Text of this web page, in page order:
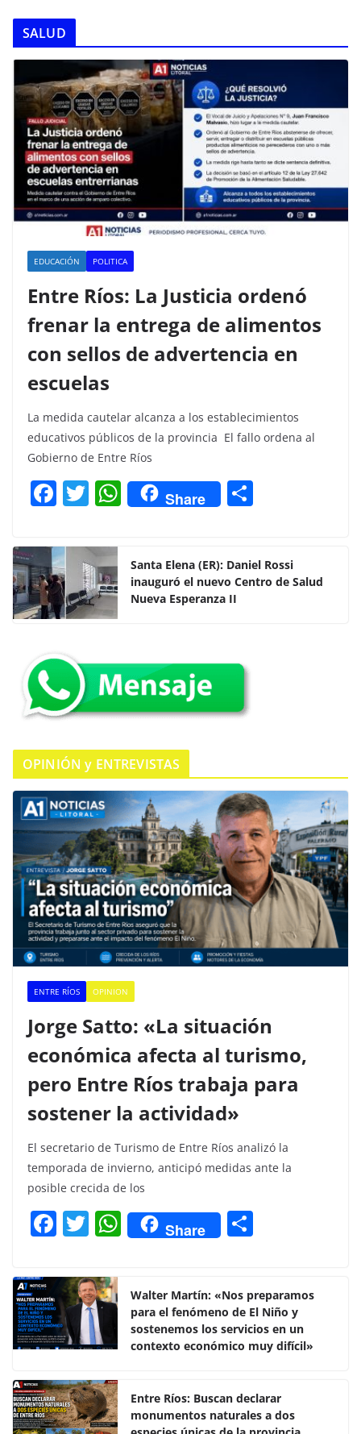
SALUD
EDUCACIÓN POLITICA
Entre Ríos: La Justicia ordenó
frenar la entrega de alimentos
con sellos de advertencia en
escuelas
La medida cautelar alcanza a los establecimientos
educativos públicos de la provincia El fallo ordena al
Gobierno de Entre Ríos
F
c
e
b
o
o
k
T
itt
er
W
h
s
A
Share
p
ar
Santa Elena (ER): Daniel Rossi
inauguró el nuevo Centro de Salud
Nueva Esperanza II
OPINIÓN y ENTREVISTAS
ENTRE RÍOS OPINION
Jorge Satto: «La situación
económica afecta al turismo,
pero Entre Ríos trabaja para
sostener la actividad»
El secretario de Turismo de Entre Ríos analizó la
temporada de invierno, anticipó medidas ante la
posible crecida de los
F
c
e
b
o
o
k
T
itt
er
W
h
s
A
p
Share
p
ar
tir
Walter Martín: «Nos preparamos
para el fenómeno de El Niño y
sostenemos los servicios en un
contexto económico muy difícil»
Entre Ríos: Buscan declarar
monumentos naturales a dos